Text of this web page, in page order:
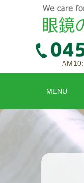
MENU